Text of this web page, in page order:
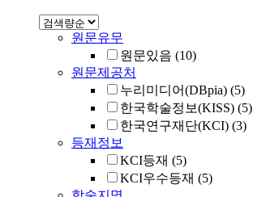
원문유무
원문있음 (10)
원문제공처
누리미디어(DBpia) (5)
한국학술정보(KISS) (5)
한국연구재단(KCI) (3)
등재정보
KCI등재 (5)
KCI우수등재 (5)